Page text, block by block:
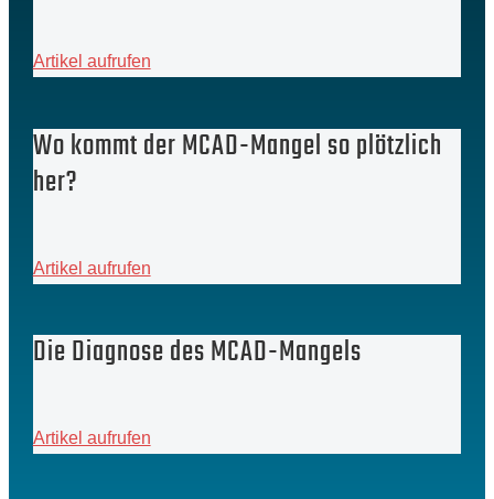
Artikel aufrufen
Wo kommt der MCAD-Mangel so plötzlich
her?
Artikel aufrufen
Die Diagnose des MCAD-Mangels
Artikel aufrufen